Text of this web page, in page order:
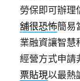
勞保即可辦理
舖很恐怖簡易
業融資讓智慧
經營方式申請
票貼現以最熱